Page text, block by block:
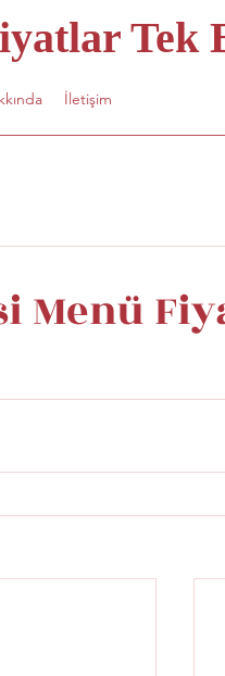
Tek
İletişim
Menü